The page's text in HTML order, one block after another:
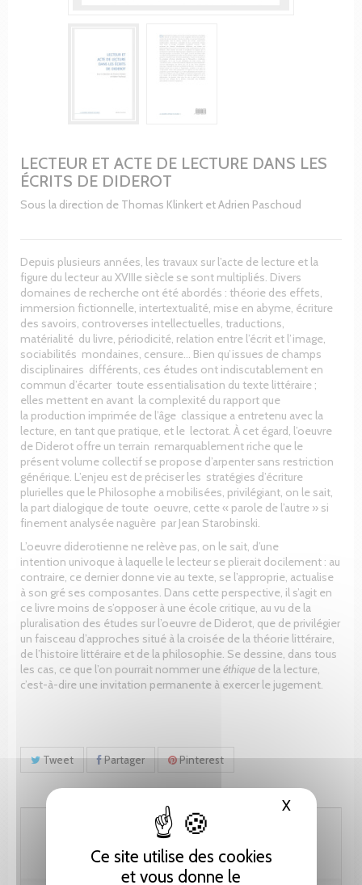
Ce site utilise des cookies
et vous donne le
XMasquer
LECTEUR ET ACTE DE LECTURE DANS LES
ÉCRITS DE DIDEROT
Sous la direction de Thomas Klinkert et Adrien Paschoud
Depuis plusieurs années, les travaux sur l’acte de lecture et la
figure du lecteur au XVIIIe siècle se sont multipliés. Divers
domaines de recherche ont été abordés : théorie des effets,
immersion fictionnelle, intertextualité, mise en abyme, écriture
des savoirs, controverses intellectuelles, traductions,
matérialité du livre, périodicité, relation entre l’écrit et l’image,
sociabilités mondaines, censure… Bien qu’issues de champs
disciplinaires différents, ces études ont indiscutablement en
commun d’écarter toute essentialisation du texte littéraire ;
elles mettent en avant la complexité du rapport que
la production imprimée de l’âge classique a entretenu avec la
lecture, en tant que pratique, et le lectorat. À cet égard, l’oeuvre
de Diderot offre un terrain remarquablement riche que le
présent volume collectif se propose d’arpenter sans restriction
générique. L’enjeu est de préciser les stratégies d’écriture
plurielles que le Philosophe a mobilisées, privilégiant, on le sait,
la part dialogique de toute oeuvre, cette « parole de l’autre » si
finement analysée naguère par Jean Starobinski.
L’oeuvre diderotienne ne relève pas, on le sait, d’une
intention univoque à laquelle le lecteur se plierait docilement : au
contraire, ce dernier donne vie au texte, se l’approprie, actualise
à son gré ses composantes. Dans cette perspective, il s’agit en
ce livre moins de s’opposer à une école critique, au vu de la
pluralisation des études sur l’oeuvre de Diderot, que de privilégier
un faisceau d’approches situé à la croisée de la théorie littéraire,
de l’histoire littéraire et de la philosophie. Se dessine, dans tous
les cas, ce que l’on pourrait nommer uneéthique de la lecture,
c’est-à-dire une invitation permanente à exercer le jugement.
Tweet Partager Pinterest
28.75 CHF